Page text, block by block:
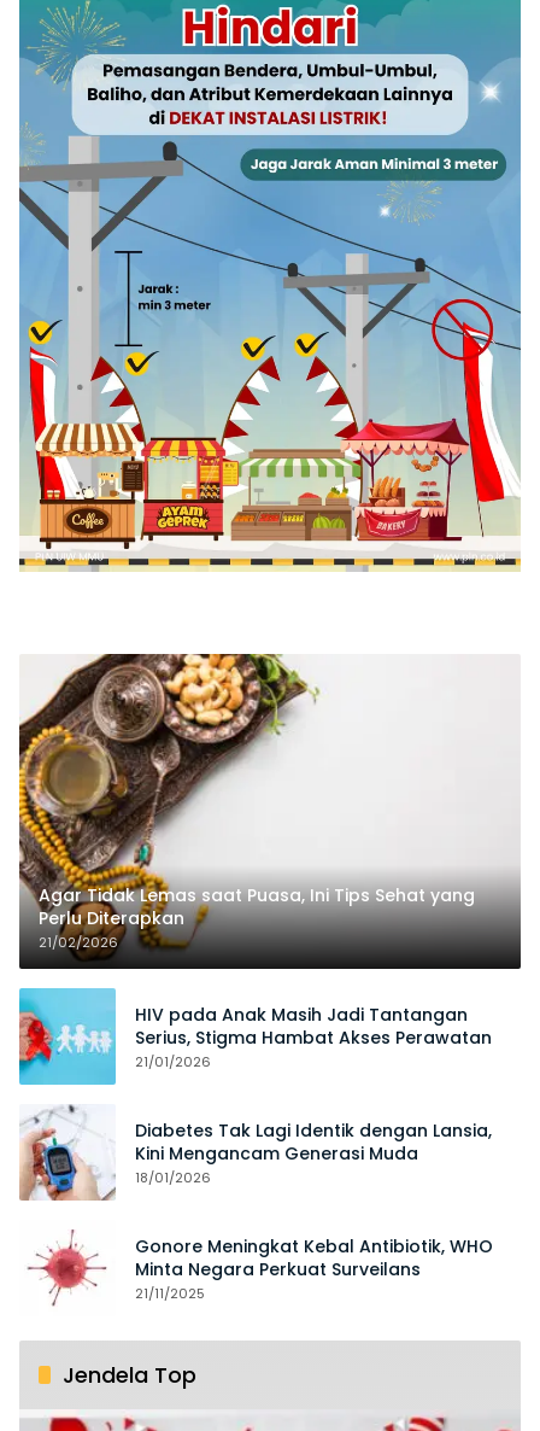
Agar Tidak Lemas saat Puasa, Ini Tips Sehat yang
Perlu Diterapkan
21/02/2026
HIV pada Anak Masih Jadi Tantangan
Serius, Stigma Hambat Akses Perawatan
21/01/2026
Diabetes Tak Lagi Identik dengan Lansia,
Kini Mengancam Generasi Muda
18/01/2026
Gonore Meningkat Kebal Antibiotik, WHO
Minta Negara Perkuat Surveilans
21/11/2025
Jendela Top